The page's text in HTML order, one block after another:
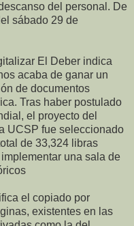
del personal. De
sábado 29 de
El Deber indica
acaba de ganar un
de documentos
Tras haber postulado
el proyecto del
UCSP fue seleccionado
de 33,324 libras
una sala de
el copiado por
existentes en las